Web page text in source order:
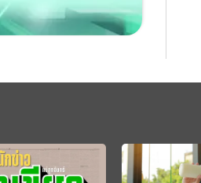
แต่ว่าที่ฟินขั้นสุดคือแคป